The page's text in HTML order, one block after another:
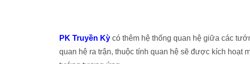
PK Truyền Kỳ có thêm hệ thống quan hệ giữa các
quan hệ ra trận, thuộc tính quan hệ sẽ được kích hoạt